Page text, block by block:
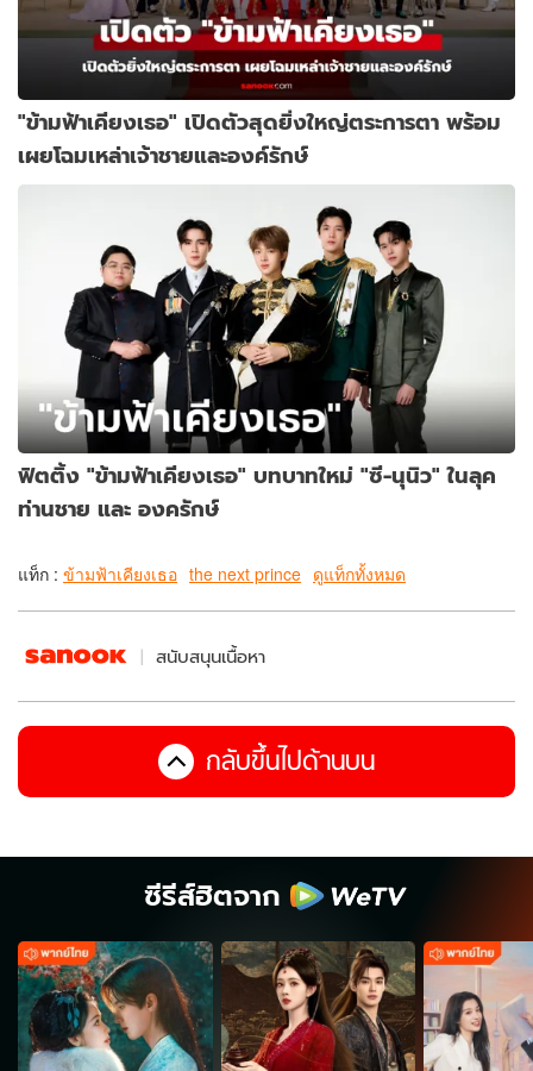
"ข้ามฟ้าเคียงเธอ" เปิดตัวสุดยิ่งใหญ่ตระการตา พร้อม
เผยโฉมเหล่าเจ้าชายและองค์รักษ์
ฟิตติ้ง "ข้ามฟ้าเคียงเธอ" บทบาทใหม่ "ซี-นุนิว" ในลุค
ท่านชาย และ องครักษ์
แท็ก : ข้ามฟ้าเคียงเธอ the next prince ดูแท็กทั้งหมด
สนับสนุนเนื้อหา
กลับขึ้นไปด้านบน
ซีรีส์ฮิตจาก